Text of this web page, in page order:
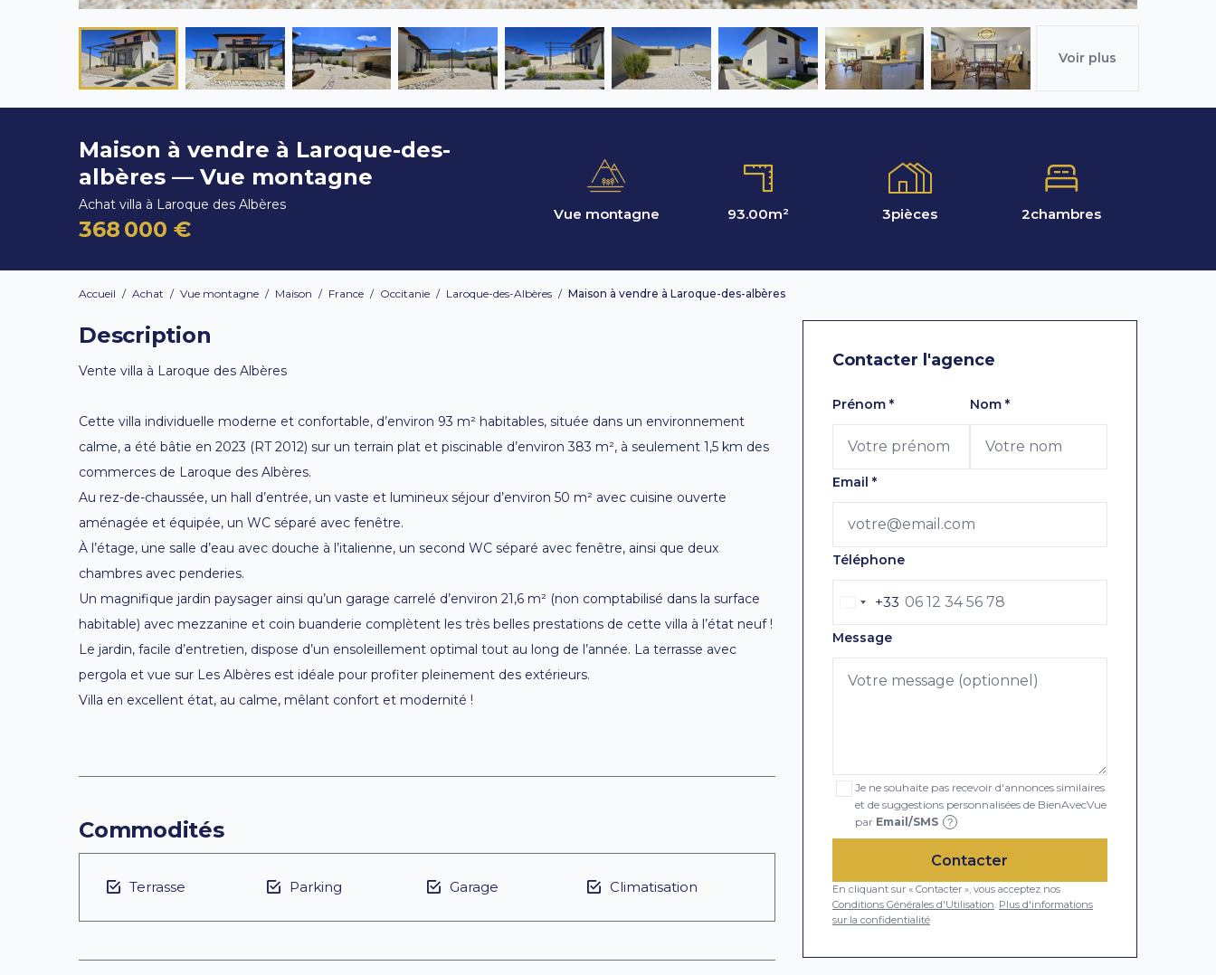
Voir plus
Maison à vendre à Laroque-des-
albères — Vue montagne
Achat villa à Laroque des Albères
368 000 €
Vue montagne 93.00m² 3pièces 2chambres
Accueil / Achat / Vue montagne / Maison / France / Occitanie / Laroque-des-Albères / Maison à vendre à Laroque-des-albères
Description
Vente villa à Laroque des Albères
Cette villa individuelle moderne et confortable, d’environ 93 m² habitables, située dans un environnement
calme, a été bâtie en 2023 (RT 2012) sur un terrain plat et piscinable d’environ 383 m², à seulement 1,5 km des
commerces de Laroque des Albères.
Au rez-de-chaussée, un hall d’entrée, un vaste et lumineux séjour d’environ 50 m² avec cuisine ouverte
aménagée et équipée, un WC séparé avec fenêtre.
À l’étage, une salle d’eau avec douche à l’italienne, un second WC séparé avec fenêtre, ainsi que deux
chambres avec penderies.
Un magnifique jardin paysager ainsi qu’un garage carrelé d’environ 21,6 m² (non comptabilisé dans la surface
habitable) avec mezzanine et coin buanderie complètent les très belles prestations de cette villa à l’état neuf !
Le jardin, facile d’entretien, dispose d’un ensoleillement optimal tout au long de l’année. La terrasse avec
pergola et vue sur Les Albères est idéale pour profiter pleinement des extérieurs.
Villa en excellent état, au calme, mêlant confort et modernité !
Commodités
Terrasse Parking Garage Climatisation
Contacter l'agence
Laissez ce champ vide
Prénom * Nom *
Email *
Téléphone
+33
Message
Je ne souhaite pas recevoir d'annonces similaires
et de suggestions personnalisées de BienAvecVue
par Email/SMS ?
Contacter
En cliquant sur « Contacter », vous acceptez nos
Conditions Générales d'Utilisation. Plus d'informations
sur la confidentialité